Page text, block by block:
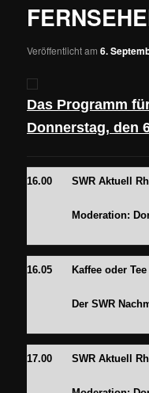
Veröffentlicht am6.
Das Programm
Donnerstag, den
16.00 SWR Aktuell
Moderation:
16.05 Kaffee oder Tee
Der SWR
17.00 SWR Aktuell